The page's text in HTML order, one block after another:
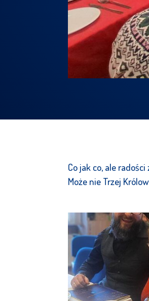
Co jak co, ale
Może nie Trzej